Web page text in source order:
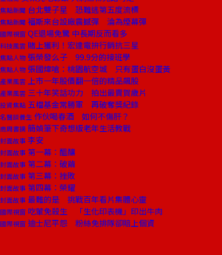
焦點新聞 台北雙子星 恐難逃第五度流標
焦點新聞 福斯來台設廠震撼彈 淪為煙幕彈
國際視窗 QE退場免驚 中長期反而看多
科技風雲 賭上獲利！宏達電拚行銷抗三星
焦點人物 張榮發么子 99.9分的接班學
焦點人物 張國煒嗆：桃園航空城 只有蛋白沒蛋黃
產業風雲 上市一年股價翻一倍的精品飆股
產業風雲 三十年笑話功力 拍出最賣賀歲片
投資焦點 五檔基金常勝軍 再破奪獎紀錄
名醫談養生 作伙喝春酒 如何不傷肝？
商周書摘 簡媜筆下奇想版老年生活教戰
封面故事 李安
封面故事 第一幕：醞釀
封面故事 第二幕：破繭
封面故事 第三幕：挫敗
封面故事 第四幕：榮耀
封面故事 最難的是 挑戰百年看片集體心靈
國際視窗 吃葷免殺生 「生化印表機」印出牛肉
國際視窗 迪士尼平怨 粉絲免排隊卻賠上個資